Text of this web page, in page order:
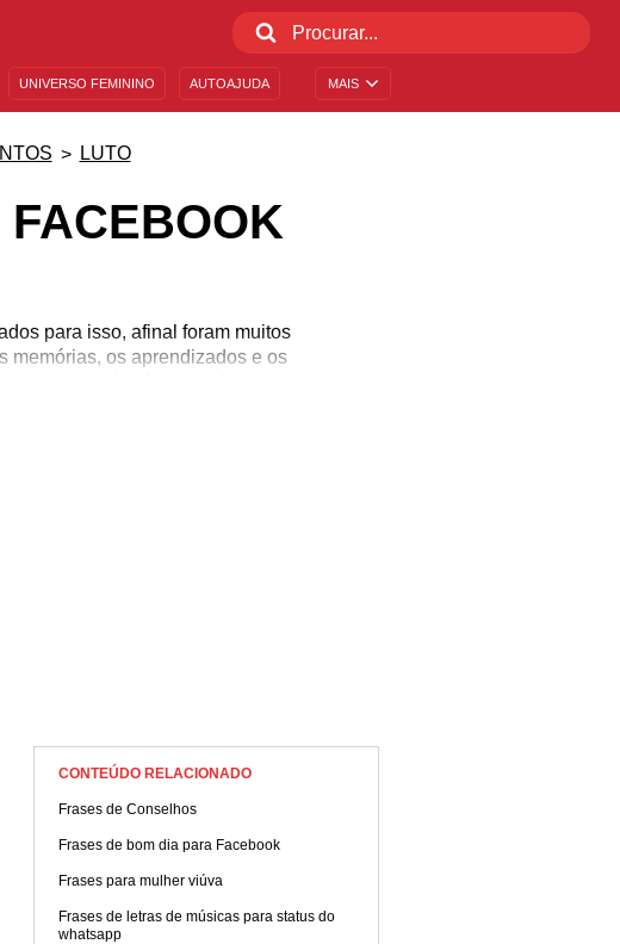
MAIS
UNIVERSO FEMININO AUTOAJUDA
LUTO
para isso, afinal foram muitos
memórias, os aprendizados e os
quando alguém querido morre,
a importância de
também nutriram um carinho
CONTEÚDO RELACIONADO
Frases de Conselhos
Frases de bom dia para Facebook
Frases para mulher viúva
Frases de letras de músicas para status do
whatsapp